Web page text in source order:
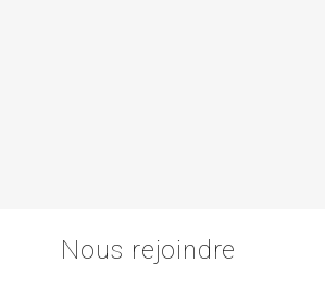
Nous rejoindre